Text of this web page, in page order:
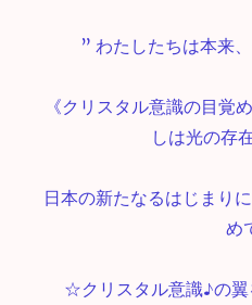
” わたしたちは本来
《クリスタル意識の目覚
しは光の存
日本の新たなるはじまり
め
☆クリスタル意識♪の翼